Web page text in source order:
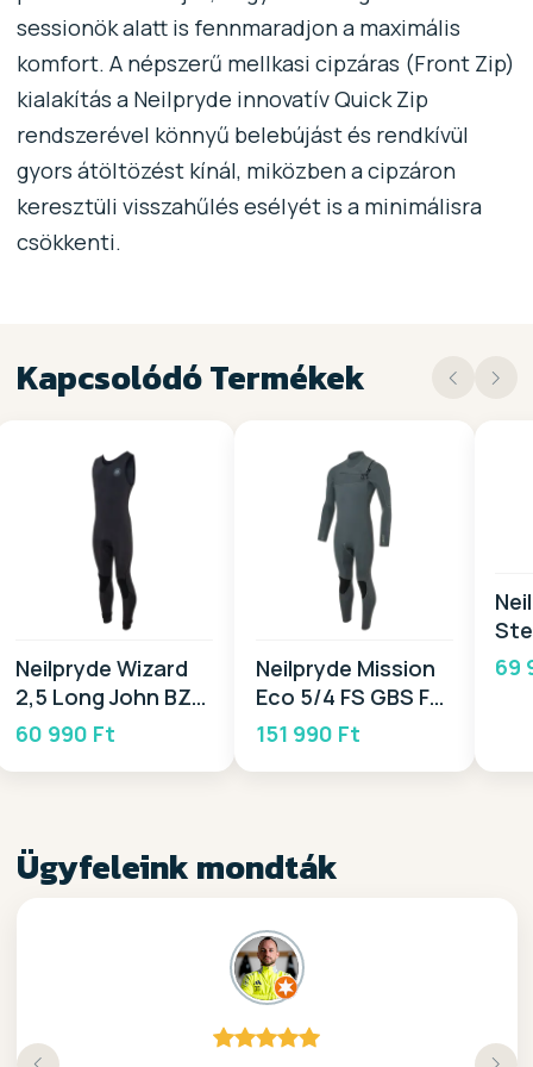
sessionök alatt is fennmaradjon a maximális
komfort. A népszerű mellkasi cipzáras (Front Zip)
kialakítás a Neilpryde innovatív Quick Zip
rendszerével könnyű belebújást és rendkívül
gyors átöltözést kínál, miközben a cipzáron
keresztüli visszahűlés esélyét is a minimálisra
csökkenti.
Kapcsolódó Termékek
Neilpryde Wizard
2,5 Long John BZ
2026
60 990 Ft
Neilpryde Mission
Eco 5/4 FS GBS FZ
2026
151 990 Ft
69
Ügyfeleink mondták